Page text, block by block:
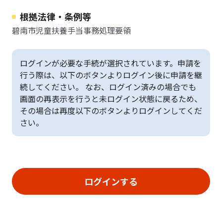
根拠法律・条例等
碧南市児童扶養手当事務処理要領
ログインが必要な手続が選択されています。申請を
行う際は、以下のボタンよりログイン後に申請を継
続してください。 なお、ログイン済みの場合でも
画面の再表示を行うと未ログイン状態に戻るため、
その場合は再度以下のボタンよりログインしてくだ
さい。